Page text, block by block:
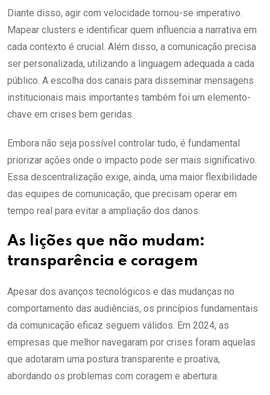
Diante disso, agir com velocidade tornou-se imperativo.
Mapear clusters e identificar quem influencia a narrativa em
cada contexto é crucial. Além disso, a comunicação precisa
ser personalizada, utilizando a linguagem adequada a cada
público. A escolha dos canais para disseminar mensagens
institucionais mais importantes também foi um elemento-
chave em crises bem geridas.
Embora não seja possível controlar tudo, é fundamental
priorizar ações onde o impacto pode ser mais significativo.
Essa descentralização exige, ainda, uma maior flexibilidade
das equipes de comunicação, que precisam operar em
tempo real para evitar a ampliação dos danos.
As lições que não mudam:
transparência e coragem
Apesar dos avanços tecnológicos e das mudanças no
comportamento das audiências, os princípios fundamentais
da comunicação eficaz seguem válidos. Em 2024, as
empresas que melhor navegaram por crises foram aquelas
que adotaram uma postura transparente e proativa,
abordando os problemas com coragem e abertura.